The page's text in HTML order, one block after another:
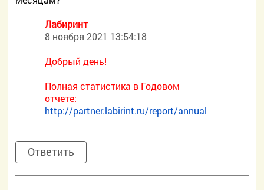
Лабиринт
8 ноября 2021 13:54:18
Добрый день!
Полная статистика в Годовом
отчете:
http://partner.labirint.ru/report/annual
Ответить